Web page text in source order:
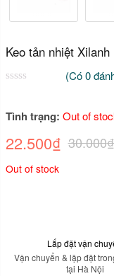
Keo tản nhiệt Xilanh
5
dựa
đánh
(Có0
Tình trạng: Out of
30.000₫
22.500₫
Out of stock
Lắp đặt vận
Vận chuyển & lặp đặt
tại Hà Nội